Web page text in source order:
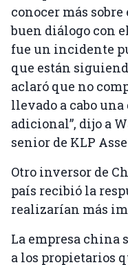
conocer más
buen diálogo con
fue un incidente
que están
aclaró que no
llevado a cabo
adicional”, dijo a
senior de KLP
Otro inversor de
país recibió la
realizarían más
La empresa china
a los propietarios